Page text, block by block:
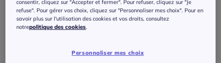
38 -En stock
consentir, cliquez sur "Accepter et fermer". Pour refuser, cliquez sur "Je
refuse". Pour gérer vos choix, cliquez sur "Personnaliser mes choix". Pour en
savoir plus sur l'utilisation des cookies et vos droits, consultez
notrepolitique des cookies.
Personnaliser mes choix